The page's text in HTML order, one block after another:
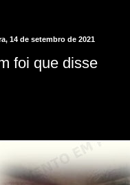
14 de setembro de 2021
foi que disse